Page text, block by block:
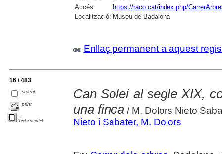
Accés:
https://raco.cat/index.php/
Localització: Museu de Badalona
Enllaç permanent a aquest
16 / 483
select
print
Text complet
Can Solei al segle XIX,
una finca/ M. Dolors Nieto
Nieto i Sabater, M. Dolors